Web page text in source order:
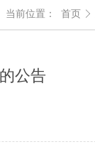
当前位置： 首页 
公告